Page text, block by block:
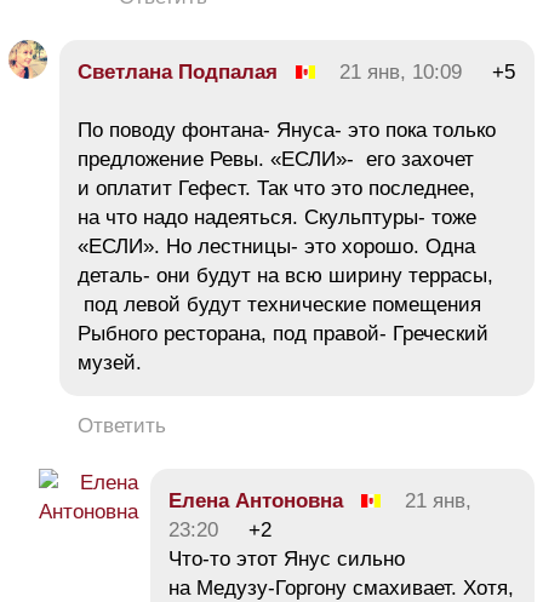
Светлана Подпалая 21 янв, 10:09 +5
По поводу фонтана- Януса- это пока только
предложение Ревы. «ЕСЛИ»- его захочет
и оплатит Гефест. Так что это последнее,
на что надо надеяться. Скульптуры- тоже
«ЕСЛИ». Но лестницы- это хорошо. Одна
деталь- они будут на всю ширину террасы,
под левой будут технические помещения
Рыбного ресторана, под правой- Греческий
музей.
Ответить
Елена Антоновна
21 янв,
23:20
+2
Что-то этот Янус сильно
на Медузу-Горгону смахивает. Хотя,